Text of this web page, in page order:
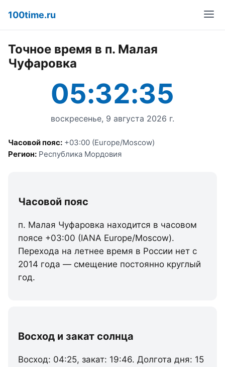
100time.ru
Точное время в п. Малая
Чуфаровка
05:32:35
воскресенье, 9 августа 2026 г.
Часовой пояс: +03:00 (Europe/Moscow)
Регион: Республика Мордовия
Часовой пояс
п. Малая Чуфаровка находится в часовом
поясе +03:00 (IANA Europe/Moscow).
Перехода на летнее время в России нет с
2014 года — смещение постоянно круглый
год.
Восход и закат солнца
Восход: 04:25, закат: 19:46. Долгота дня: 15